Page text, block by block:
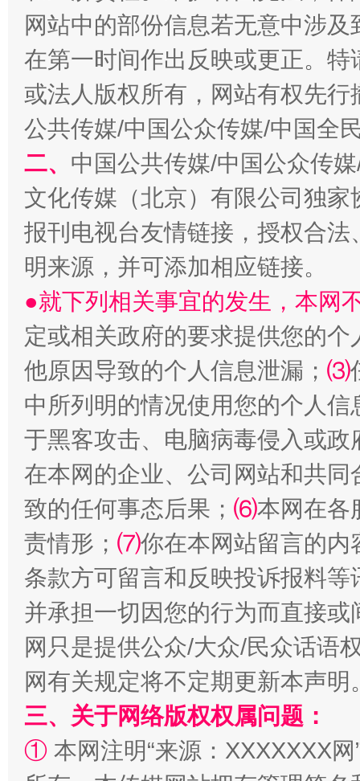
受贿1.44亿！段成刚被判无期 从幼
全民健身五年计划来了！等你上场
阿坝州三大球赛在茂县开幕 规模
网站中的部份信息若无意中涉
在第一时间作出反映或更正。
或法人版权所有，网站有权先
公共传媒/中国公众传媒/中国全
二、 中国公共传媒/中国公众传
文化传媒（北京）有限公司独
报刊电视台友情链接，授权合
明来源，并可添加相应链接。
●就下列相关事宜的发生，本网
定或相关政府的要求提供您的个
他原因导致的个人信息泄漏； ⑶
中所列明的情况使用您的个人
于黑客攻击、电脑病毒侵入或
在本网的企业、公司网站和共
致的任何事态后果； ⑹本网在各
责情形； ⑺你在本网站留言的内
条款方可留言和反映投诉报料
并承担一切因您的行为而直接
网只是提供公众/大众/民众话语
网有关规定将不定期更新本声明
三、关于网络版权权属问题：
① 本网注明“来源：XXXXXXX